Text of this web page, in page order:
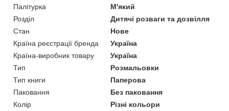
Палітурка
М'який
Розділ
Дитячі розваги та дозвілля
Стан
Нове
Країна реєстрації бренда
Україна
Країна-виробник товару
Україна
Тип
Розмальовки
Тип книги
Паперова
Паковання
Без паковання
Колір
Різні кольори